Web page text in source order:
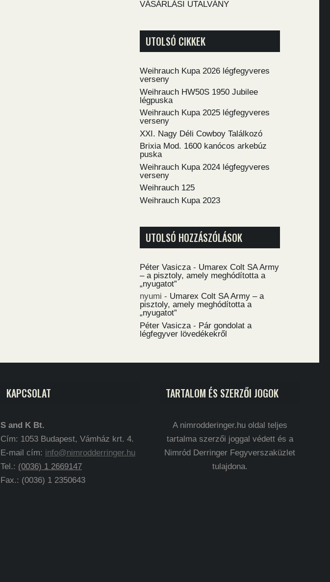
VÁSÁRLÁSI UTALVÁNY
UTOLSÓ CIKKEK
Weihrauch Kupa 2026 légfegyveres
verseny
Weihrauch HW50S 1950 Jubilee
légpuska
Weihrauch Kupa 2025 légfegyveres
verseny
XXI. Nagy Déli Cowboy Találkozó
Brixia Mod. 1600 kanócos arkebúz
puska
Weihrauch Kupa 2024 légfegyveres
verseny
Weihrauch 125
Weihrauch Kupa 2023
UTOLSÓ HOZZÁSZÓLÁSOK
Péter Vasicza - Umarex Colt SA Army
– a pisztoly, amely meghódította a
„nyugatot”
nyumi - Umarex Colt SA Army – a
pisztoly, amely meghódította a
„nyugatot”
Péter Vasicza - Pár gondolat a
légfegyver lövedékekről
KAPCSOLAT
S and K Bt.
Cím: 1053 Budapest, Vámház krt. 4.
E-mail cím: info@nimrodderringer.hu
Tel.: (0036) 1 2669147
Fax.: (0036) 1 2350643
TARTALOM ÉS SZERZŐI JOGOK
A nimrodderinger.hu oldal teljes
tartalma szerzői joggal védett és a
Nimród Derringer Fegyverszaküzlet
tulajdona.